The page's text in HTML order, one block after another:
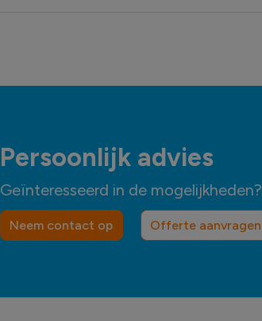
Persoonlijk advies
Geïnteresseerd in de mogelijkheden?
Neem contact op Offerte aanvragen